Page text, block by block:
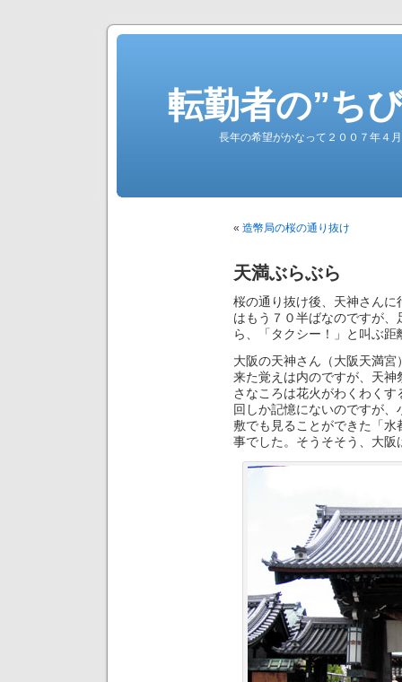
転勤者の”ち
長年の希望がかなって２００７年４
« 造幣局の桜の通り抜け
天満ぶらぶら
桜の通り抜け後、天神さん
はもう７０半ばなのですが
ら、「タクシー！」と叫ぶ
大阪の天神さん（大阪天満
来た覚えは内のですが、天
さなころは花火がわくわく
回しか記憶にないのですが
敷でも見ることができた「
事でした。そうそそう、大阪